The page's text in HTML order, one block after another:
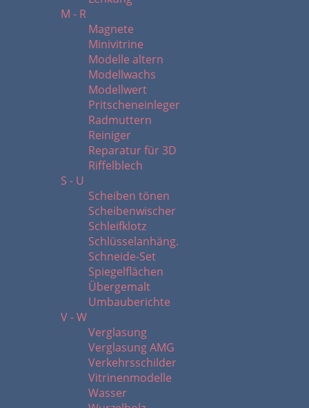
M - R
Magnete
Minivitrine
Modelle altern
Modellwachs
Modellwert
Pritscheneinleger
Radmuttern
Reiniger
Reparatur für 3D
Riffelblech
S - U
Scheiben tönen
Scheibenwischer
Schleifklotz
Schlüsselanhäng.
Schneide-Set
Spiegelflächen
Übergemalt
Umbauberichte
V - W
Verglasung
Verglasung AMG
Verkehrsschilder
Vitrinenmodelle
Wasser